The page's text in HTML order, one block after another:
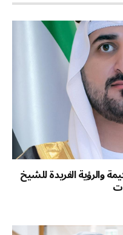
والرؤية الفريدة للشيخ